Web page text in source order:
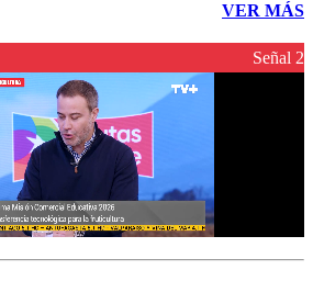
VER MÁS
Señal 2